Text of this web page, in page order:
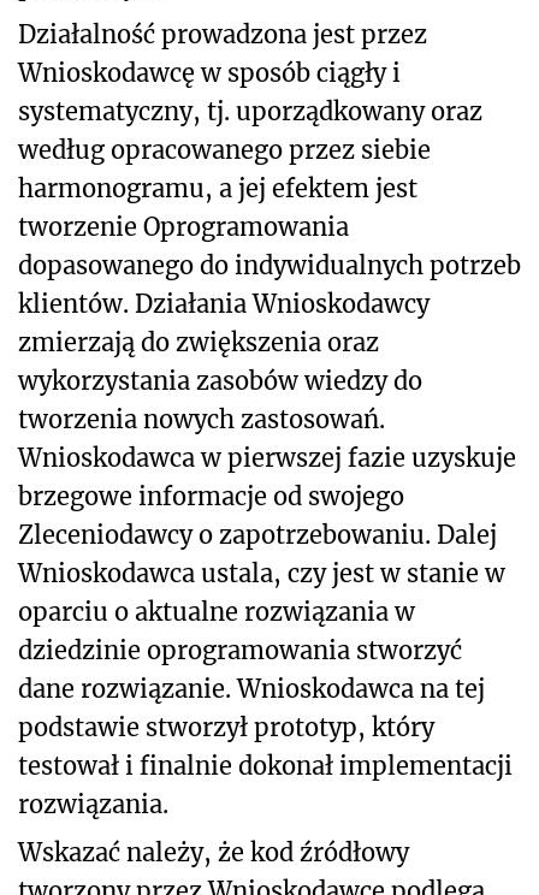
Działalność prowadzona jest przez
Wnioskodawcę w sposób ciągły i
systematyczny, tj. uporządkowany oraz
według opracowanego przez siebie
harmonogramu, a jej efektem jest
tworzenie Oprogramowania
dopasowanego do indywidualnych potrzeb
klientów. Działania Wnioskodawcy
zmierzają do zwiększenia oraz
wykorzystania zasobów wiedzy do
tworzenia nowych zastosowań.
Wnioskodawca w pierwszej fazie uzyskuje
brzegowe informacje od swojego
Zleceniodawcy o zapotrzebowaniu. Dalej
Wnioskodawca ustala, czy jest w stanie w
oparciu o aktualne rozwiązania w
dziedzinie oprogramowania stworzyć
dane rozwiązanie. Wnioskodawca na tej
podstawie stworzył prototyp, który
testował i finalnie dokonał implementacji
rozwiązania.
Wskazać należy, że kod źródłowy